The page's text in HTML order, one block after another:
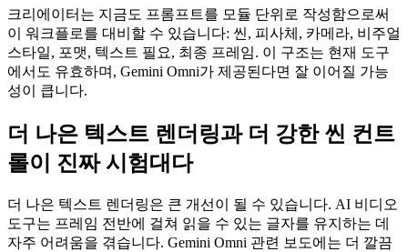
크리에이터는 지금도 프롬프트를 모듈 단위로 작성함으로써
이 워크플로를 대비할 수 있습니다: 씬, 피사체, 카메라, 비주얼
스타일, 포맷, 텍스트 필요, 최종 프레임. 이 구조는 현재 도구
에서도 유효하며, Gemini Omni가 제공된다면 잘 이어질 가능
성이 큽니다.
더 나은 텍스트 렌더링과 더 강한 씬 컨트
롤이 진짜 시험대다
더 나은 텍스트 렌더링은 큰 개선이 될 수 있습니다. AI 비디오
도구는 프레임 전반에 걸쳐 읽을 수 있는 글자를 유지하는 데
자주 어려움을 겪습니다. Gemini Omni 관련 보도에는 더 깔끔